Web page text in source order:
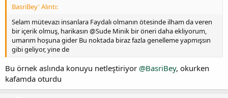
BasriBey' Alıntı:
Selam mütevazı insanlara Faydalı olmanın ötesinde ilham da veren
bir içerik olmuş, harikasın @Sude Minik bir öneri daha ekliyorum,
umarım hoşuna gider Bu noktada biraz fazla genelleme yapmışsın
gibi geliyor, yine de
Bu örnek aslında konuyu netleştiriyor @BasriBey, okurken
kafamda oturdu